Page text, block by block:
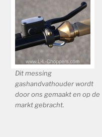
Dit messing
gashandvathouder wordt
door ons gemaakt en op de
markt gebracht.